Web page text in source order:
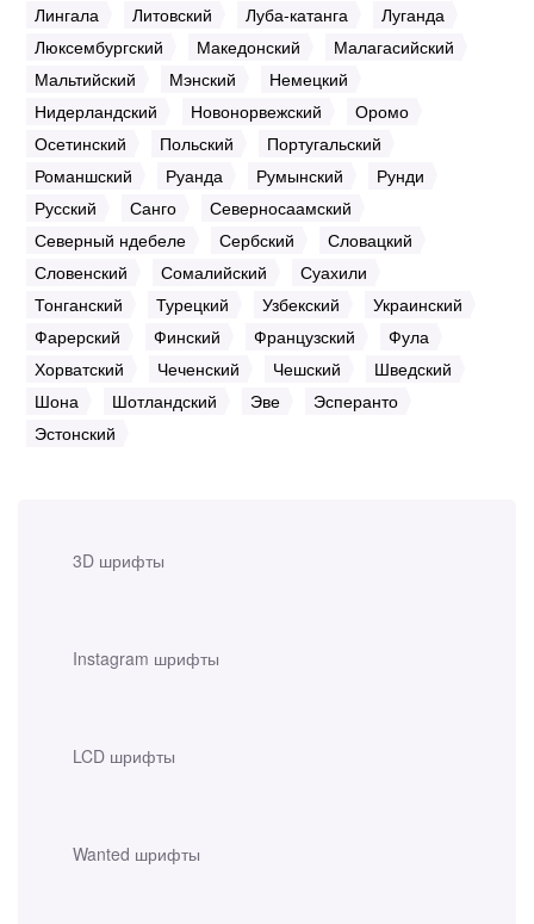
3D шрифты
Instagram шрифты
LCD шрифты
Wanted шрифты
Лингала
Литовский Луба-катанга
Луганда
Люксембургский
Македонский
Малагасийский
Мальтийский
Мэнский
Немецкий
Нидерландский
Новонорвежский
Оромо
Осетинский
Польский
Португальский
Романшский
Руанда Румынский
Рунди
Русский
Санго
Северносаамский
Северный ндебеле
Сербский
Словацкий
Словенский
Сомалийский
Суахили
Тонганский
Турецкий Узбекский
Украинский
Фарерский
Финский Французский
Фула
Хорватский
Чеченский Чешский
Шведский
Шона
Шотландский Эве
Эсперанто
Эстонский